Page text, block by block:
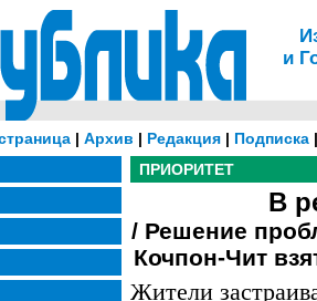
и
| Архив | Редакция | Подписка
ПРИОРИТЕТ
В
/ Решение
Кочпон-Чит
Жители